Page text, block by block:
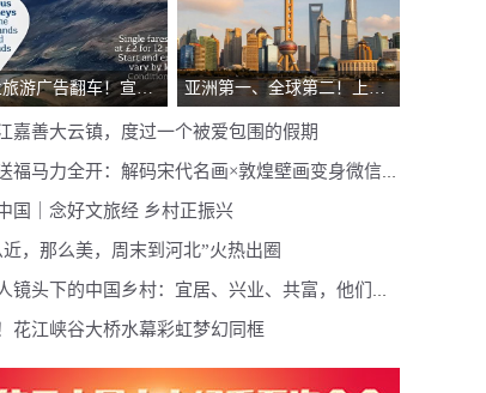
游广告翻车！宣传
用中国长白山照片，
这也太乌龙了
亚洲第一、全球第二！上海
登《Time Out》2026全球最
佳城市榜单，凭什么？
嘉善大云镇，度过一个被爱包围的假期
福马力全开：解码宋代名画×敦煌壁画变身微信表
国潮美学
国｜念好文旅经 乡村正振兴
近，那么美，周末到河北”火热出圈
镜头下的中国乡村：宜居、兴业、共富，他们看
么？
花江峡谷大桥水幕彩虹梦幻同框